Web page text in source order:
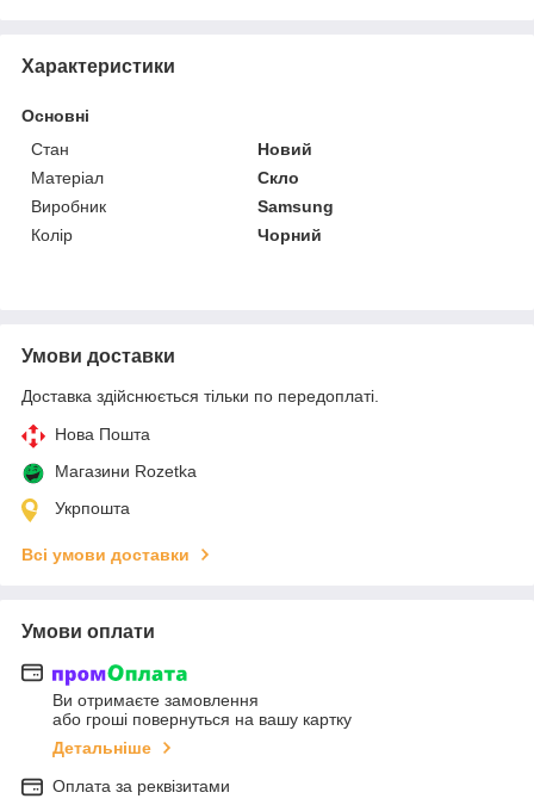
Характеристики
Основні
Стан
Новий
Матеріал
Скло
Виробник
Samsung
Колір
Чорний
Умови доставки
Доставка здійснюється тільки по передоплаті.
Нова Пошта
Магазини Rozetka
Укрпошта
Всі умови доставки
Умови оплати
Ви отримаєте замовлення
або гроші повернуться на вашу картку
Детальніше
Оплата за реквізитами